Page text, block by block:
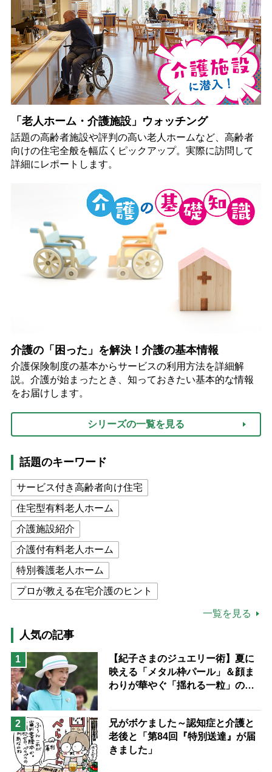
「老人ホーム・介護施設」ウォッチング
話題の高齢者施設や評判の高い老人ホームなど、高齢者
向けの住宅全般を幅広くピックアップ。実際に訪問して
詳細にレポートします。
介護の「困った」を解決！介護の基本情報
介護保険制度の基本からサービスの利用方法を詳細解
説。介護が始まったとき、知っておきたい基本的な情報
をお届けします。
シリーズの一覧を見る
話題のキーワード
サービス付き高齢者向け住宅
住宅型有料老人ホーム
介護施設紹介
介護付有料老人ホーム
特別養護老人ホーム
プロが教える在宅介護のヒント
高木ブー
ケアマネジャー
猫が母になつきません
息子の遠距離介護サバイバル術
兄がボケました
予防法
一覧を見る
人気の記事
1
【紀子さまのジュエリー術】夏に
映える「メタル枠パール」＆顔ま
わりが華やぐ「揺れる一粒」の使
2
兄がボケました～認知症と介護と
老後と「第84回『特別送達』が届
きました」